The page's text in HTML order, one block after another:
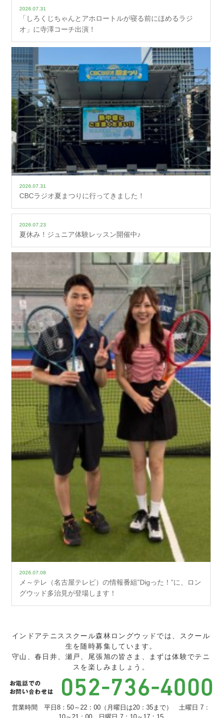
2026.07.31
「しろくじちゃんとアホロートルが寝る前にほめるラジ
オ」に寺澤コーチ出演！
2026.07.31
CBCラジオ夏まつりに行ってきました！
2026.07.23
夏休み！ジュニア体験レッスン開催中♪
2026.07.08
メ～テレ（名古屋テレビ）の情報番組”Digった！”に、ロン
グウッド多治見が登場します！
インドアテニススクール森林ロングウッドでは、スクール
生を随時募集しています。
守山、春日井、瀬戸、尾張旭の皆さま、まずは体験でテニ
スを楽しみましょう。
営業時間 平日8：50～22：00（月曜日は20：35まで） 土曜日 7：